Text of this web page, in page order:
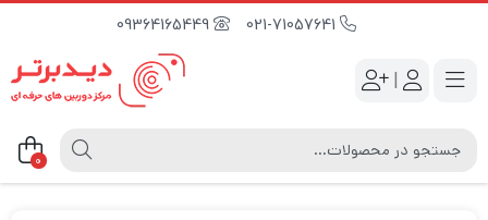
09364165449
|
0